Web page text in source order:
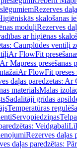
Rezerves
skalošanas
moduļiRezerves
ar higiēnas
Caurplūdes ventiļi
Ar FlowFit
Ar Mapress presēšanas
Ar FlowFit preses
daļas paredzētas:
materiālsMalas
Sadalītāji grīdas
Temperatūras
Servopiedziņas
Veidgabali
Rezerves daļas
daļas paredzētas: